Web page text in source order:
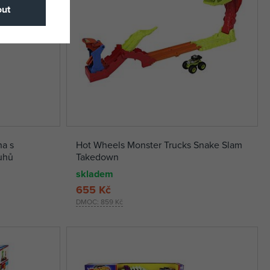
s
Hot Wheels Monster Trucks Snake Slam
Takedown
skladem
DMOC: 859 Kč
655 Kč